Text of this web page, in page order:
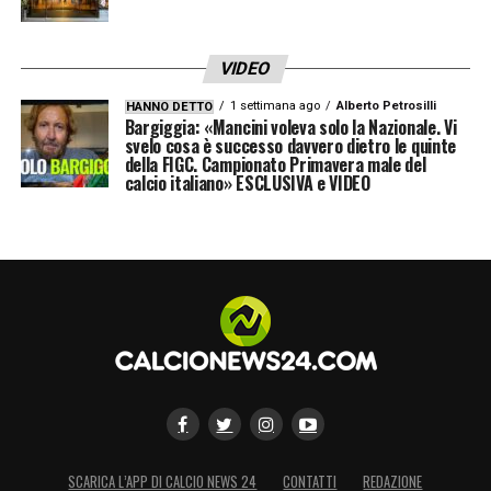
➡️https://t.co/5Qikjq6FcH
pic.twitter.com/ozKd6tsCqa
— S.S.Lazio (@OfficialSSLazio)August
19, 2023
Il Presidente Aurelio De Laurentiis,
Mister Garcia, i dirigenti, i calciatori, lo
staff tecnico, i collaboratori e tutta la
SSC Napoli esprimono profondo
cordoglio e si uniscono al dolore della
famiglia Mazzone per la scomparsa del
caro Carlo, un vero galantuomo del
VIDEO
HANNO DETTO 1 settimana ago Alberto Petrosilli
Bargiggia: «Mancini voleva solo la Nazionale. Vi
svelo cosa è successo davvero dietro le quinte
della FIGC. Campionato Primavera male del
calcio italiano» ESCLUSIVA e VIDEO
SCARICA L’APP DI CALCIO NEWS 24 CONTATTI REDAZIONE